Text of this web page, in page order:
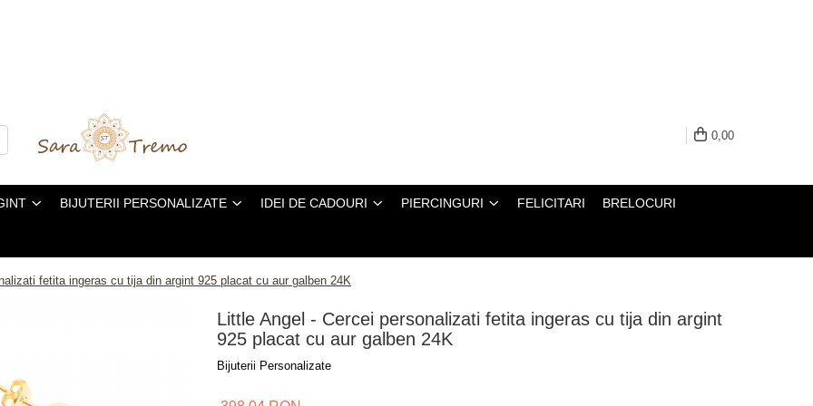
0,00
BIJUTERII PERSONALIZATE IDEI DE CADOURI PIERCINGURI FELICITARI BRELOCURI
fetita ingeras cu tija din argint 925 placat cu aur galben 24K
Little Angel - Cercei personalizati fetita ingeras cu tija din argint
925 placat cu aur galben 24K
Bijuterii Personalizate